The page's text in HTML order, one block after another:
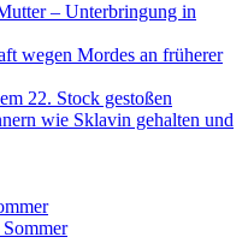
– Unterbringung in
wegen Mordes an früherer
22. Stock gestoßen
wie Sklavin gehalten und